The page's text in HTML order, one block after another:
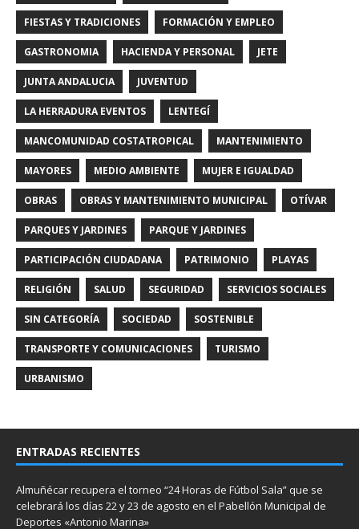
FIESTAS Y TRADICIONES FORMACIÓN Y EMPLEO
GASTRONOMIA HACIENDA Y PERSONAL JETE
JUNTA ANDALUCIA JUVENTUD
LA HERRADURA EVENTOS LENTEGÍ
MANCOMUNIDAD COSTATROPICAL MANTENIMIENTO
MAYORES MEDIO AMBIENTE MUJER E IGUALDAD
OBRAS OBRAS Y MANTENIMIENTO MUNICIPAL OTÍVAR
PARQUES Y JARDINES PARQUE Y JARDINES
PARTICIPACIÓN CIUDADANA PATRIMONIO PLAYAS
RELIGIÓN SALUD SEGURIDAD SERVICIOS SOCIALES
SIN CATEGORÍA SOCIEDAD SOSTENIBLE
TRANSPORTE Y COMUNICACIONES TURISMO
URBANISMO
ENTRADAS RECIENTES
Almuñécar recupera el torneo “24 Horas de Fútbol Sala” que se
celebrará los días 22 y 23 de agosto en el Pabellón Municipal de
Deportes «Antonio Marina»